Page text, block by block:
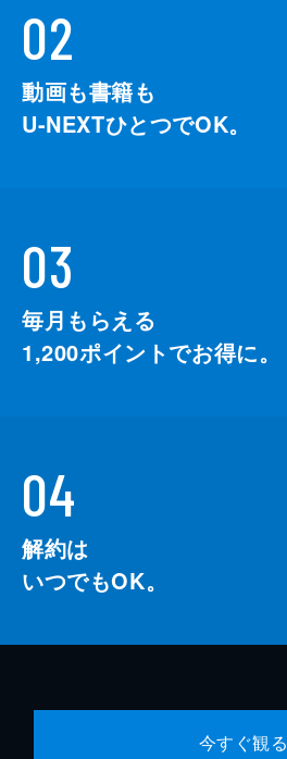
02
動画も書籍も
U-NEXTひとつでOK。
03
毎月もらえる
1,200ポイントでお得に。
04
解約は
いつでもOK。
今すぐ観る